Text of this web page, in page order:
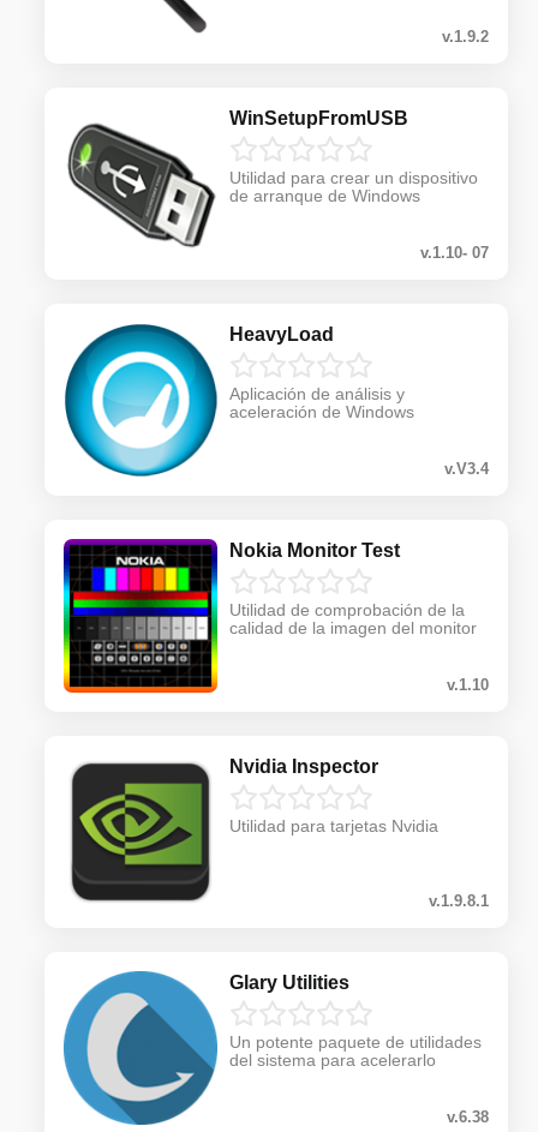
v.1.9.2
WinSetupFromUSB
Utilidad para crear un dispositivo
de arranque de Windows
v.1.10- 07
HeavyLoad
Aplicación de análisis y
aceleración de Windows
v.V3.4
Nokia Monitor Test
Utilidad de comprobación de la
calidad de la imagen del monitor
v.1.10
Nvidia Inspector
Utilidad para tarjetas Nvidia
v.1.9.8.1
Glary Utilities
Un potente paquete de utilidades
del sistema para acelerarlo
v.6.38